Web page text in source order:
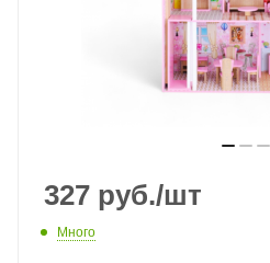
327 руб./шт
Много